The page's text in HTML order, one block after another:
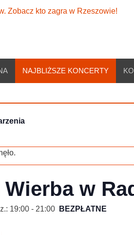
NAJBLIŻSZE KONCERTY
Wierba w
19:00 - 21:00 BEZPŁATNE